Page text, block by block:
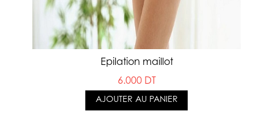
Epilation maillot
6.000 DT
AJOUTER AU PANIER